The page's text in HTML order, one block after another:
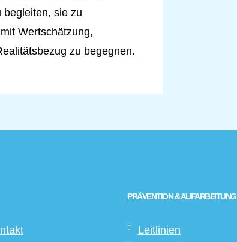
begleiten, sie zu
Wertschätzung,
zu begegnen.
PRÄVENTION & AUFARBEITUNG
Leitlinien